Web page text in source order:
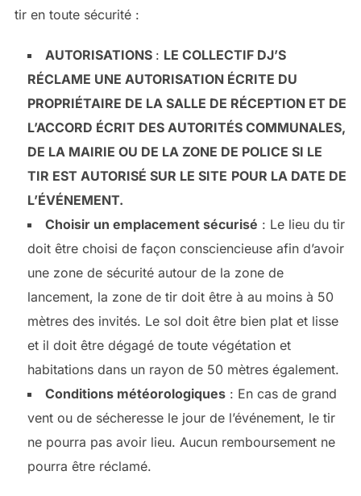
tir en toute sécurité :
AUTORISATIONS : LE COLLECTIF DJ’S
RÉCLAME UNE AUTORISATION ÉCRITE DU
PROPRIÉTAIRE DE LA SALLE DE RÉCEPTION ET DE
L’ACCORD ÉCRIT DES AUTORITÉS COMMUNALES,
DE LA MAIRIE OU DE LA ZONE DE POLICE SI LE
TIR EST AUTORISÉ SUR LE SITE POUR LA DATE DE
L’ÉVÉNEMENT.
Choisir un emplacement sécurisé : Le lieu du tir
doit être choisi de façon consciencieuse afin d’avoir
une zone de sécurité autour de la zone de
lancement, la zone de tir doit être à au moins à 50
mètres des invités. Le sol doit être bien plat et lisse
et il doit être dégagé de toute végétation et
habitations dans un rayon de 50 mètres également.
Conditions météorologiques: En cas de grand
vent ou de sécheresse le jour de l’événement, le tir
ne pourra pas avoir lieu. Aucun remboursement ne
pourra être réclamé.